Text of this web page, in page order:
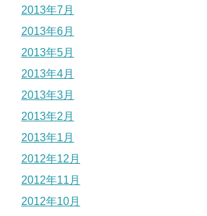
2013年7月
2013年6月
2013年5月
2013年4月
2013年3月
2013年2月
2013年1月
2012年12月
2012年11月
2012年10月